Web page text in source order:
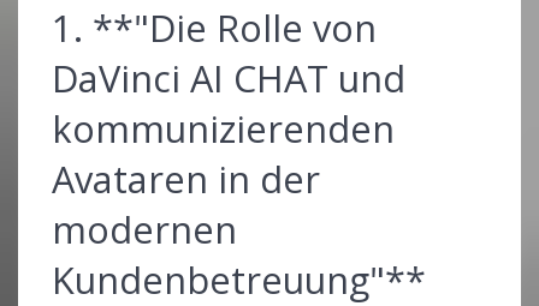
1. **"Die Rolle von
DaVinci AI CHAT und
kommunizierenden
Avataren in der
modernen
Kundenbetreuung"**